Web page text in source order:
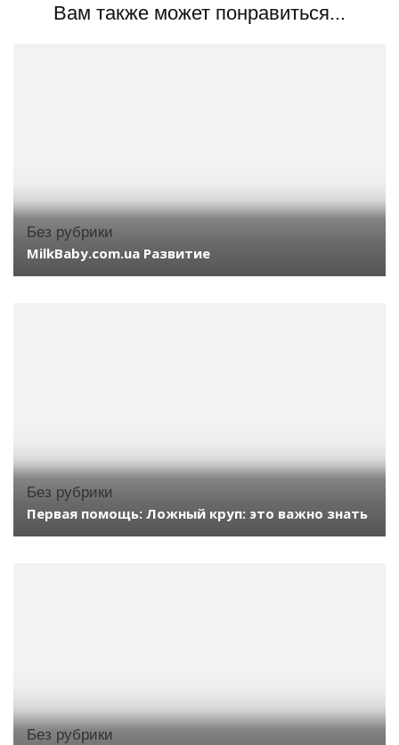
Вам также может понравиться...
Без рубрики
MilkBaby.com.ua Развитие
Без рубрики
Первая помощь: Ложный круп: это важно знать
Без рубрики